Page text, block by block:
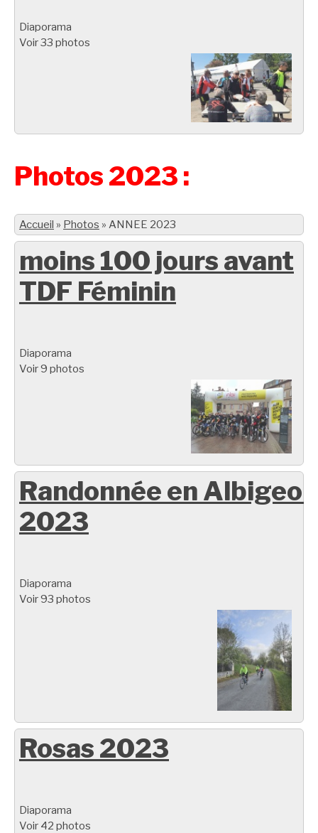
Diaporama
Voir 33 photos
Photos 2023 :
Accueil » Photos » ANNEE 2023
moins 100 jours avant
TDF Féminin
Diaporama
Voir 9 photos
Randonnée en
2023
Diaporama
Voir 93 photos
Rosas 2023
Diaporama
Voir 42 photos